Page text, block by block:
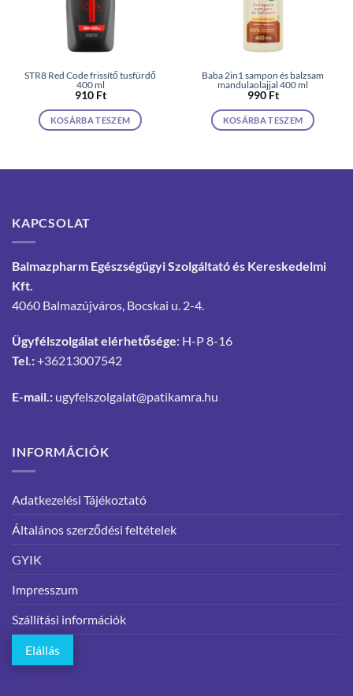
STR8 Red Code frissítő tusfürdő
400 ml
910 Ft
KOSÁRBA TESZEM
Baba 2in1 sampon és balzsam
mandulaolajjal 400 ml
990 Ft
KOSÁRBA TESZEM
KAPCSOLAT
Balmazpharm Egészségügyi Szolgáltató és Kereskedelmi
Kft.
4060 Balmazújváros, Bocskai u. 2-4.
Ügyfélszolgálat elérhetősége: H-P 8-16
Tel.:+36213007542
E-mail.: ugyfelszolgalat@patikamra.hu
INFORMÁCIÓK
Adatkezelési Tájékoztató
Általános szerződési feltételek
GYIK
Impresszum
Szállítási információk
Elállás